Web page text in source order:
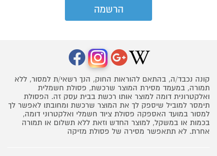
קונה נכבד/ה, בהתאם להוראות החוק, הנך רשאי/ת למסור, ללא
תמורה, במעמד מסירת המוצר שרכשת, פסולת חשמלית
ואלקטרונית דומה למוצר אותו רכשת בבית עסק זה. הפסולת
תימסר למוביל שיספק לך את המוצר שרכשת ומחובתו לאפשר לך
למסור במועד האספקה פסולת ציוד חשמלי ואלקטרוני דומה,
בכמות או במשקל, למוצר החדש וזאת ללא תשלום או תמורה
אחרת. לא תתאפשר מסירה של פסולת מזיקה